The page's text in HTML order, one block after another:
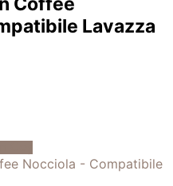
Lavazza